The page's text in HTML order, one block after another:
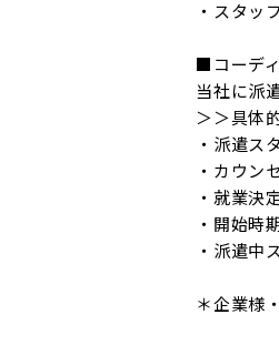
・スタッ
■コーデ
当社に派
＞＞具体
・派遣ス
・カウン
・就業決
・開始時
・派遣中
＊企業様